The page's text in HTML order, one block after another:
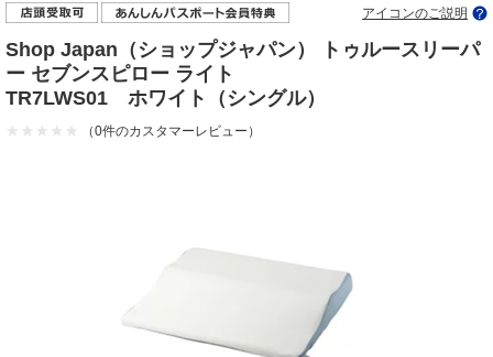
アイコンのご説明
Shop Japan（ショップジャパン） トゥルースリーパ
ー セブンスピロー ライト
TR7LWS01 ホワイト（シングル）
（0件のカスタマーレビュー）